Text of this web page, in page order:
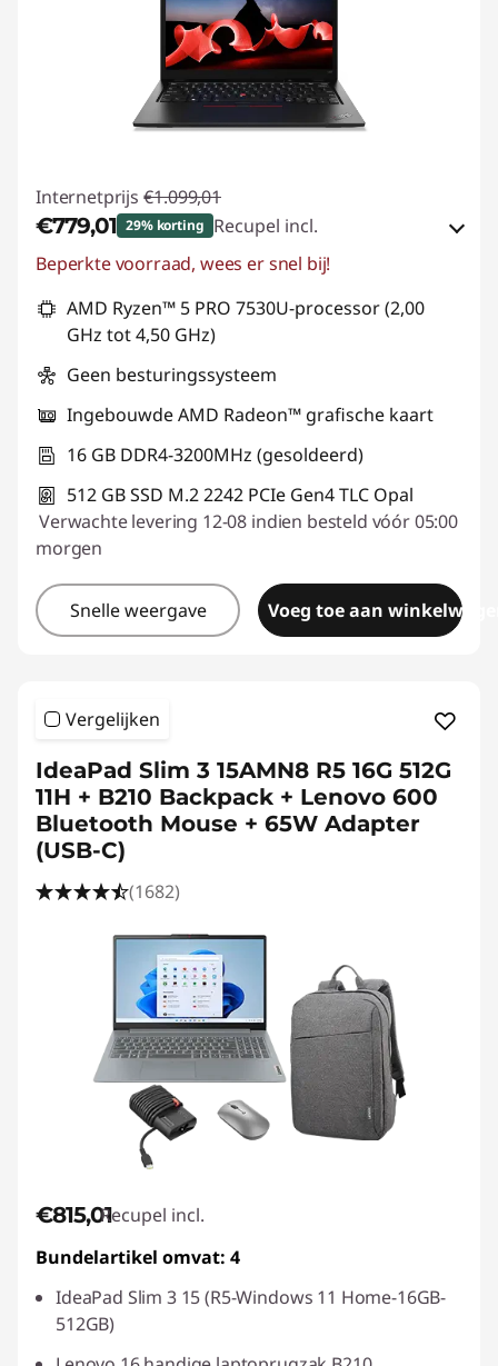
Internetprijs €1.099,01
€779,01 29% korting Recupel incl.
eCoupon-besparingen :-€320,00
eCoupon gebruiken : THINK-SUMMER
Beperkte voorraad, wees er snel bij!
AMD Ryzen™ 5 PRO 7530U-processor (2,00
GHz tot 4,50 GHz)
Geen besturingssysteem
Ingebouwde AMD Radeon™ grafische kaart
16 GB DDR4-3200MHz (gesoldeerd)
512 GB SSD M.2 2242 PCIe Gen4 TLC Opal
Verwachte levering 12-08 indien besteld vóór 05:00
morgen
Snelle weergave Voeg toe aan
Vergelijken
IdeaPad Slim 3 15AMN8 R5 16G 512G
11H + B210 Backpack + Lenovo 600
Bluetooth Mouse + 65W Adapter
(USB-C)
(1682)
€815,01Recupel incl.
Bundelartikel omvat: 4
IdeaPad Slim 3 15 (R5-Windows 11 Home-16GB-
512GB)